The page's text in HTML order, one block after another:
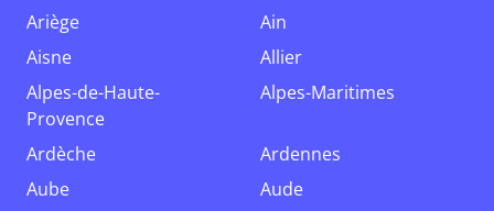
Ariège
Ain
Aisne
Allier
Alpes-de-Haute-
Provence
Alpes-Maritimes
Ardèche
Ardennes
Aube
Aude